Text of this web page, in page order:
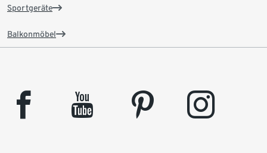
Sportgeräte
Balkonmöbel
facebook youtube pinterest instagram